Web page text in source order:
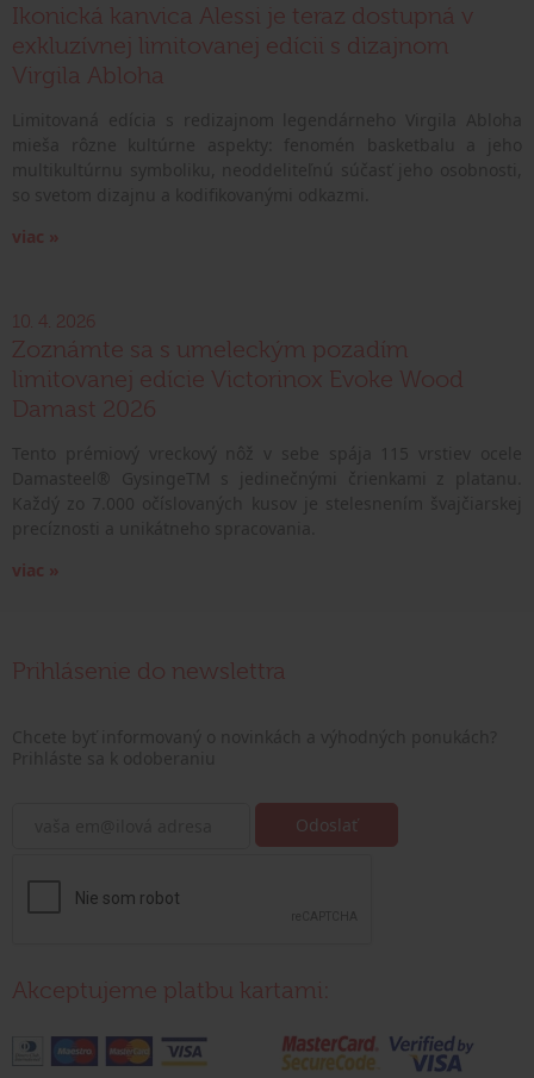
Ikonická kanvica Alessi je teraz dostupná v
exkluzívnej limitovanej edícii s dizajnom
Virgila Abloha
viac »
10. 4. 2026
Zoznámte sa s umeleckým pozadím
limitovanej edície Victorinox Evoke Wood
Damast 2026
viac »
Prihlásenie do newslettra
Akceptujeme platbu kartami: